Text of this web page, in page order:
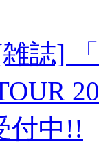
誌]
付中!!